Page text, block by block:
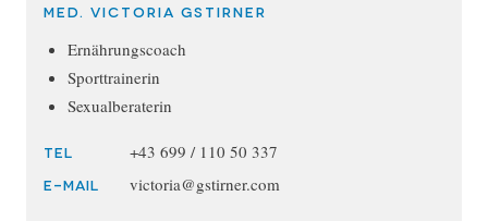
med. Victoria Gstirner
Ernährungscoach
Sporttrainerin
Sexualberaterin
TEL +43 699 / 110 50 337
E-MAIL victoria@gstirner.com